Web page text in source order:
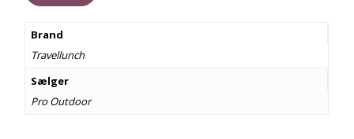
Brand
Travellunch
Sælger
Pro Outdoor